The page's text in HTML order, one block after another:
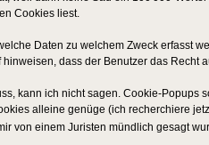
Cookies liest.
Daten zu welchem Zweck erfasst
dass der Benutzer das Recht
kann ich nicht sagen. Cookie-Popups
alleine genüge (ich recherchiere
von einem Juristen mündlich gesagt